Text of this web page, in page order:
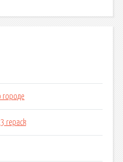
городе
repack